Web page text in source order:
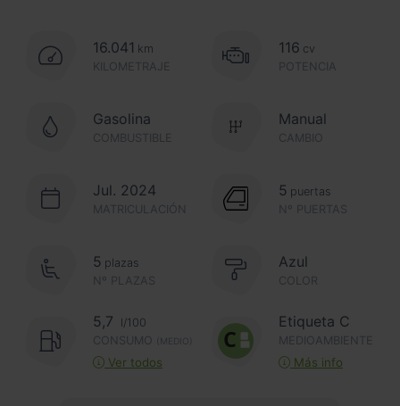
16.041 km
KILOMETRAJE
116 cv
POTENCIA
Gasolina
COMBUSTIBLE CAMBIO
Manual
Jul. 2024
MATRICULACIÓN Nº PUERTAS
5 puertas
Nº PLAZAS
5 plazas Azul
COLOR
5,7
l/100
CONSUMO
(MEDIO)
Ver todos
Etiqueta C
MEDIOAMBIENTE
Más info